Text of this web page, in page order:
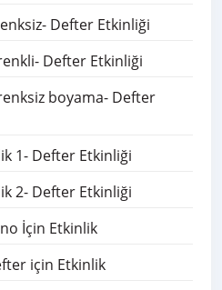
Defter Etkinliği
Defter Etkinliği
boyama- Defter
1- Defter Etkinliği
2- Defter Etkinliği
İçin Etkinlik
için Etkinlik